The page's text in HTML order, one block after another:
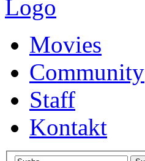
Movies
Community
Staff
Kontakt